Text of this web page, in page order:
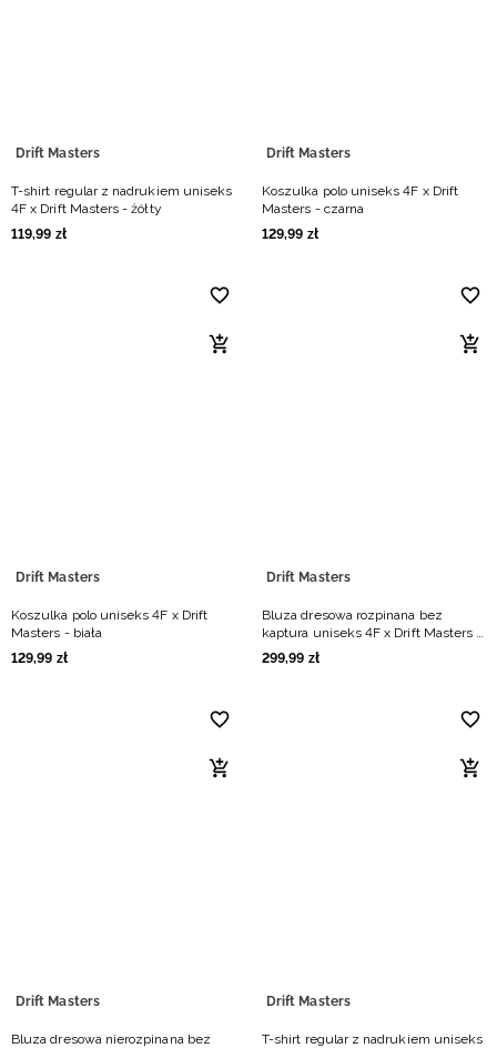
Drift Masters
T-shirt regular z nadrukiem uniseks
4F x Drift Masters - żółty
119,99 zł
Drift Masters
Koszulka polo uniseks 4F x Drift
Masters - czarna
129,99 zł
Drift Masters
Koszulka polo uniseks 4F x Drift
Masters - biała
129,99 zł
Drift Masters
Bluza dresowa rozpinana bez
kaptura uniseks 4F x Drift Masters -
czarna
299,99 zł
Drift Masters
Bluza dresowa nierozpinana bez
Drift Masters
T-shirt regular z nadrukiem uniseks